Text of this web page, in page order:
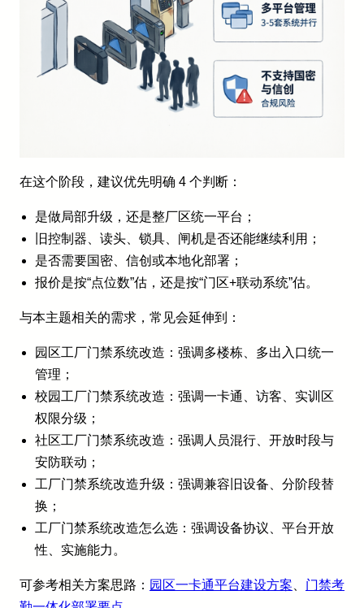
在这个阶段，建议优先明确 4 个判断：
是做局部升级，还是整厂区统一平台；
旧控制器、读头、锁具、闸机是否还能继续利用；
是否需要国密、信创或本地化部署；
报价是按“点位数”估，还是按“门区+联动系统”估。
与本主题相关的需求，常见会延伸到：
园区工厂门禁系统改造：强调多楼栋、多出入口统一
管理；
校园工厂门禁系统改造：强调一卡通、访客、实训区
权限分级；
社区工厂门禁系统改造：强调人员混行、开放时段与
安防联动；
工厂门禁系统改造升级：强调兼容旧设备、分阶段替
换；
工厂门禁系统改造怎么选：强调设备协议、平台开放
性、实施能力。
可参考相关方案思路： 园区一卡通平台建设方案
门禁考